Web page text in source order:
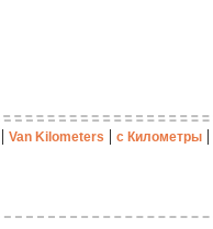
Van Kilometers с Километры|